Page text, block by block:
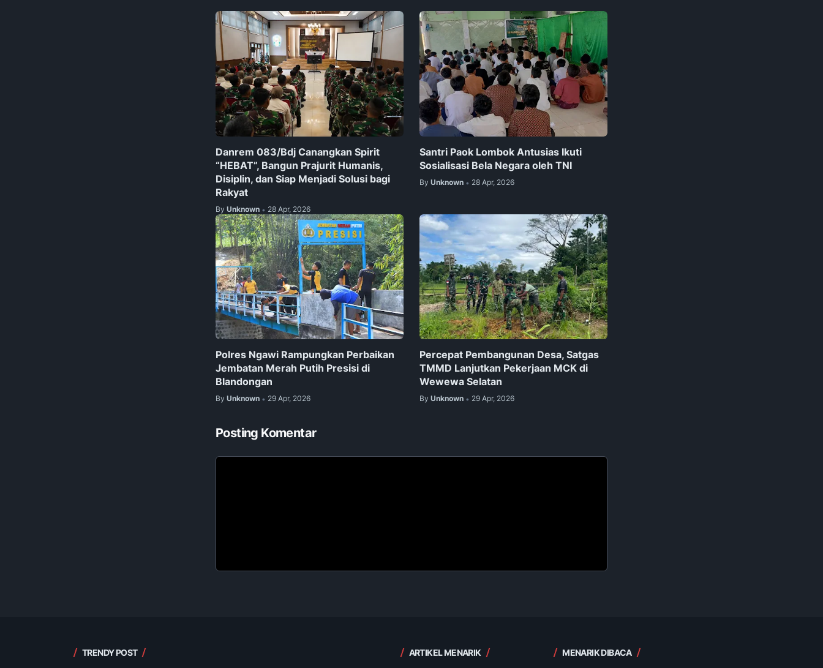
Danrem 083/Bdj Canangkan Spirit
“HEBAT”, Bangun Prajurit Humanis,
Disiplin, dan Siap Menjadi Solusi bagi
Rakyat
By Unknown • 28 Apr, 2026
Santri Paok Lombok Antusias Ikuti
Sosialisasi Bela Negara oleh TNI
By Unknown • 28 Apr, 2026
Polres Ngawi Rampungkan Perbaikan
Jembatan Merah Putih Presisi di
Blandongan
By Unknown • 29 Apr, 2026
Percepat Pembangunan Desa, Satgas
TMMD Lanjutkan Pekerjaan MCK di
Wewewa Selatan
By Unknown • 29 Apr, 2026
Posting Komentar
TRENDY POST ARTIKEL MENARIK MENARIK DIBACA